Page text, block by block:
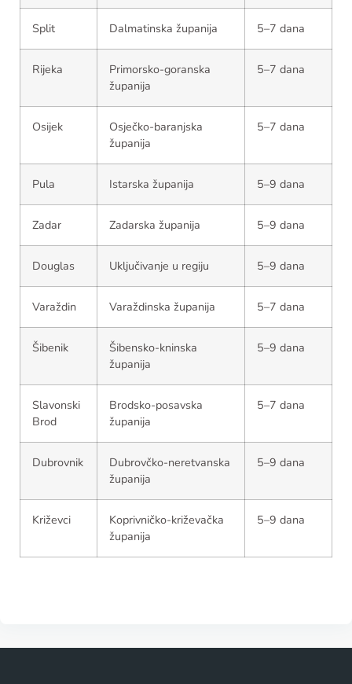
Split Dalmatinska županija 5–7 dana
Rijeka
Primorsko-goranska
županija
5–7 dana
Osijek
Osječko-baranjska
županija
5–7 dana
Pula Istarska županija 5–9 dana
Zadar Zadarska županija 5–9 dana
Douglas Uključivanje u regiju 5–9 dana
Varaždin Varaždinska županija 5–7 dana
Šibenik
Šibensko-kninska
županija
5–9 dana
Slavonski
Brod
Brodsko-posavska
županija
5–7 dana
Dubrovnik
Dubrovčko-neretvanska
županija
5–9 dana
Križevci
Koprivničko-križevačka
županija
5–9 dana